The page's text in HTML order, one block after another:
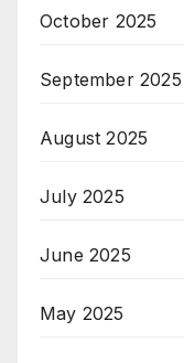
October 2025
September 2025
August 2025
July 2025
June 2025
May 2025